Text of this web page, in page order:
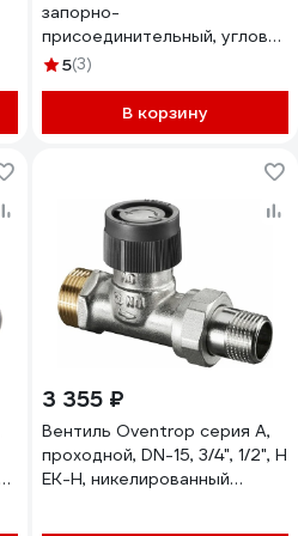
запорно-
присоединительный, угловой
H-образный, 3/4", 1/2",
5(3)
В корзину
3 355 ₽
Вентиль Oventrop серия A,
проходной, DN-15, 3/4", 1/2", Н
ЕК-Н, никелированный